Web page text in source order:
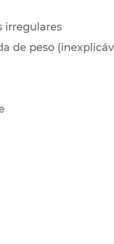
irregulares
de peso